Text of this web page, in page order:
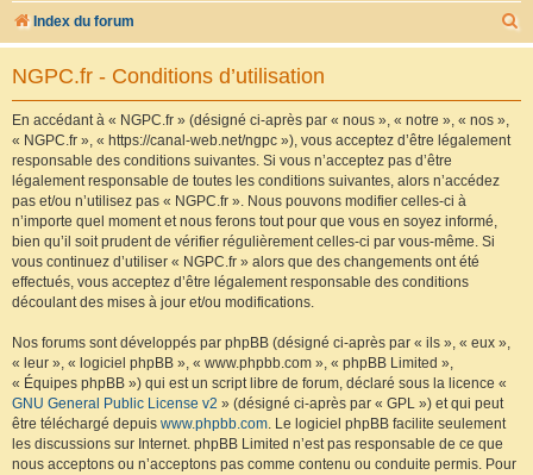
Index du forum
e
NGPC.fr - Conditions d’utilisation
En accédant à « NGPC.fr » (désigné ci-après par « nous », « notre », « nos »,
« NGPC.fr », « https://canal-web.net/ngpc »), vous acceptez d’être légalement
responsable des conditions suivantes. Si vous n’acceptez pas d’être
légalement responsable de toutes les conditions suivantes, alors n’accédez
pas et/ou n’utilisez pas « NGPC.fr ». Nous pouvons modifier celles-ci à
n’importe quel moment et nous ferons tout pour que vous en soyez informé,
bien qu’il soit prudent de vérifier régulièrement celles-ci par vous-même. Si
vous continuez d’utiliser « NGPC.fr » alors que des changements ont été
effectués, vous acceptez d’être légalement responsable des conditions
découlant des mises à jour et/ou modifications.
Nos forums sont développés par phpBB (désigné ci-après par « ils », « eux »,
« leur », « logiciel phpBB », « www.phpbb.com », « phpBB Limited »,
« Équipes phpBB ») qui est un script libre de forum, déclaré sous la licence «
GNU General Public License v2 » (désigné ci-après par « GPL ») et qui peut
être téléchargé depuis www.phpbb.com. Le logiciel phpBB facilite seulement
les discussions sur Internet. phpBB Limited n’est pas responsable de ce que
nous acceptons ou n’acceptons pas comme contenu ou conduite permis. Pour